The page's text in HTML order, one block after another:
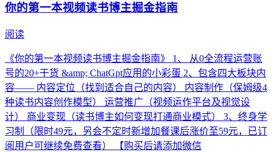
你的第一本视频读书博主掘金指南
阅读
《你的第一本视频读书博主掘金指南》 1、 从0全流程运营账
号的20+干货 &amp; ChatGpt应用的小彩蛋 2、包含四大板块内
容—— 内容定位（找到适合自己的内容） 内容制作（保姆级4
种读书内容创作模型） 运营推广（视频运作平台及视觉设
计） 商业变现（读书博主如何变现打通商业模式） 3、终身学
习制（限时49元，另会不定时新增加餐课后涨价至59元，已订
阅用户可继续免费查看） 【购买后请添加微信